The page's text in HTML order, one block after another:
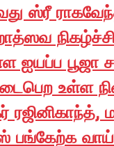
ஸ்ரீ
ஐயப்ப பூஜா
உள்ள
ரஜினிகாந்த்,
பங்கேற்க